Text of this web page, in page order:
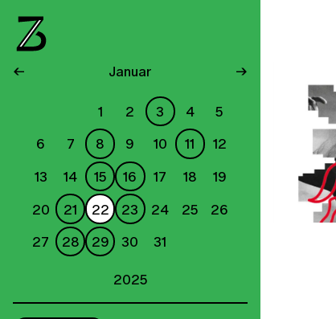
← Januar →
1 2 3 4
5
6
7 8 9 10 11
12
13
14 15 16 17 18
19
20
21 22 23 24 25
26
27
28 29 30
31
2025